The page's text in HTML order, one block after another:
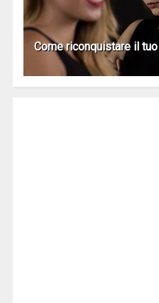
Come riconquistare il